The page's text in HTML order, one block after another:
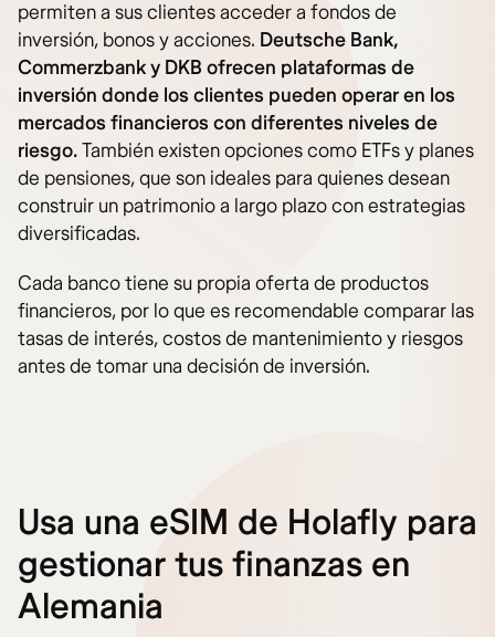
permiten a sus clientes acceder a fondos de
inversión, bonos y acciones. Deutsche Bank,
Commerzbank y DKB ofrecen plataformas de
inversión donde los clientes pueden operar en los
mercados financieros con diferentes niveles de
riesgo.También existen opciones como ETFs y planes
de pensiones, que son ideales para quienes desean
construir un patrimonio a largo plazo con estrategias
diversificadas.
Cada banco tiene su propia oferta de productos
financieros, por lo que es recomendable comparar las
tasas de interés, costos de mantenimiento y riesgos
antes de tomar una decisión de inversión.
Usa una eSIM de Holafly para
gestionar tus finanzas en
Alemania